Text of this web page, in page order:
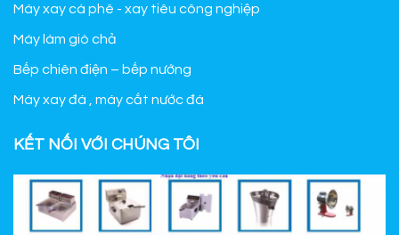
Máy xay cà phê - xay tiêu công nghiệp
Máy làm giò chả
Bếp chiên điện – bếp nướng
Máy xay đá , máy cắt nước đá
KẾT NỐI VỚI CHÚNG TÔI